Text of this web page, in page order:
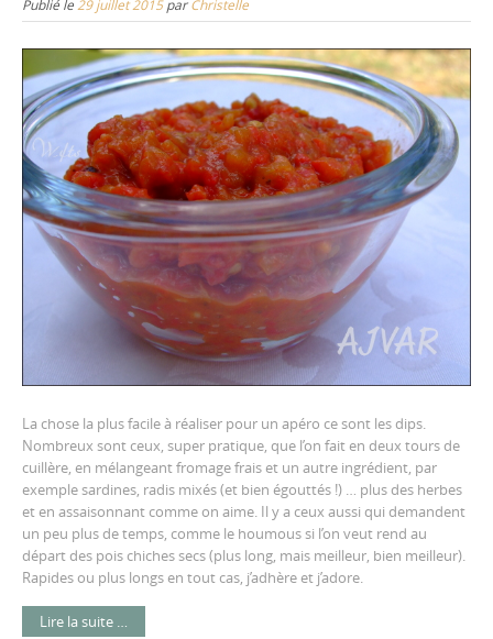
Publié le29 juillet 2015parChristelle
La chose la plus facile à réaliser pour un apéro ce sont les dips.
Nombreux sont ceux, super pratique, que l’on fait en deux tours de
cuillère, en mélangeant fromage frais et un autre ingrédient, par
exemple sardines, radis mixés (et bien égouttés !) … plus des herbes
et en assaisonnant comme on aime. Il y a ceux aussi qui demandent
un peu plus de temps, comme le houmous si l’on veut rend au
départ des pois chiches secs (plus long, mais meilleur, bien meilleur).
Rapides ou plus longs en tout cas, j’adhère et j’adore.
Lire la suite …